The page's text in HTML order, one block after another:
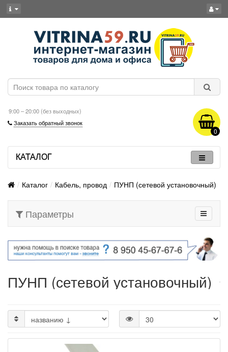
9:00 – 20:00 (без выходных)
Заказать обратный звонок
0
КАТАЛОГ
Каталог Кабель, провод ПУНП (сетевой установочный)
Параметры
ПУНП (сетевой установочный)